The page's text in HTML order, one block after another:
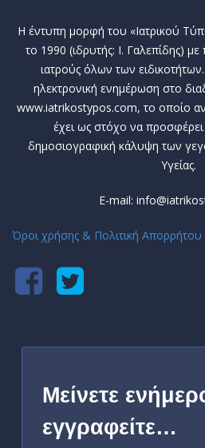
Η έντυπη μορφή του «Ιατρικού
το 1990 (ιδρυτής: Ι. Γαλεπίδης)
ιατρούς όλων των
ηλεκτρονική ενημέρωση στο
www.iatrikostypos.com, το οποίο
έχει ως στόχο να
δημοσιογραφική κάλυψη των
Υγείας.
E-mail:
Όροι χρήσης & Πολιτική Απορρήτου
Μείνετε
εγγραφείτε…